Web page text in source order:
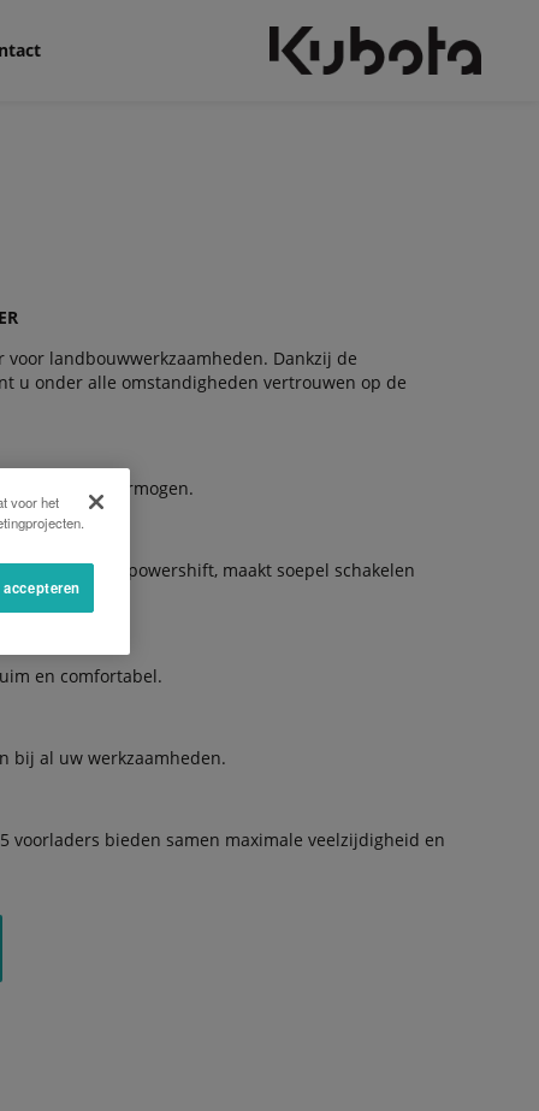
landbouwwerkzaamheden. Dankzij de
u onder alle omstandigheden vertrouwen op de
een hoog vermogen.
optionele powershift, maakt soepel schakelen
en comfortabel.
bij al uw werkzaamheden.
voorladers bieden samen maximale veelzijdigheid en
voor het